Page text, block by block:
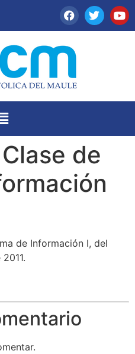
de
de Información I, del